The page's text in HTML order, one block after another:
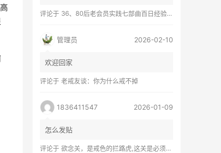
评论于 36、80后老会员实践七部曲百日经验谈兼苦口忠言
管理员 2026-02-10
欢迎回家
评论于 老戒友谈：你为什么戒不掉
1836411547 2026-01-09
怎么发贴
评论于 欲念关，是戒色的拦路虎,这关是必须过的